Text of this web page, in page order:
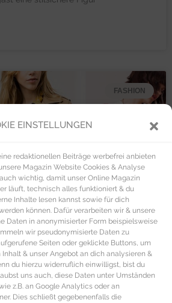
EINSTELLUNGEN
redaktionellen Beiträge werbefrei anbieten
Magazin Website Cookies & Analyse
wichtig, damit unser Online Magazin
läuft, technisch alles funktioniert & du
Inhalte lesen kannst sowie für dich
können. Dafür verarbeiten wir & unsere
Daten in anonymisierter Form beispielsweise
wir pseudonymisierte Daten zu
Seiten oder geklickte Buttons, um
& unser Angebot an dich analysieren &
du hierzu widerruflich einwilligst, bist du
uns auch, diese Daten unter Umständen
z.B. an Google Analytics oder an
Dies schließt gegebenenfalls die
FASHION